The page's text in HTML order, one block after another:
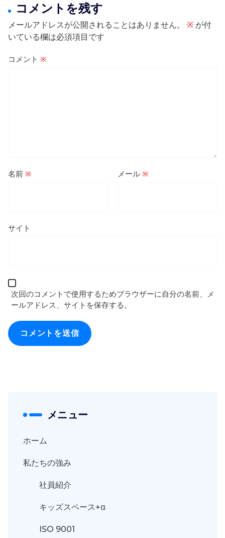
コメントを残す
メールアドレスが公開されることはありません。 ※ が付
いている欄は必須項目です
コメント ※
名前 ※ メール ※
サイト
次回のコメントで使用するためブラウザーに自分の名前、メ
ールアドレス、サイトを保存する。
メニュー
ホーム
私たちの強み
社員紹介
キッズスペース+α
ISO 9001